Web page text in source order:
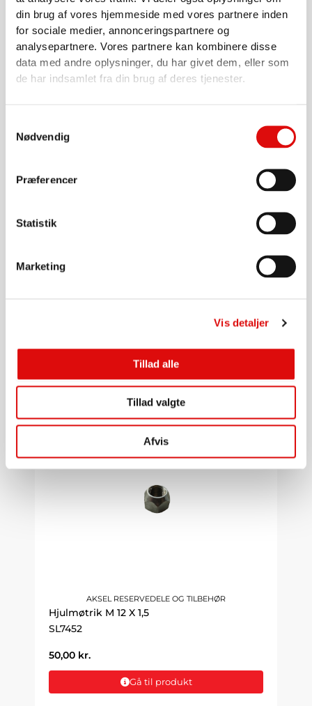
din brug af vores hjemmeside med vores partnere inden
for sociale medier, annonceringspartnere og
analysepartnere. Vores partnere kan kombinere disse
data med andre oplysninger, du har givet dem, eller som
de har indsamlet fra din brug af deres tjenester.
Nødvendig
Præferencer
Statistik
Marketing
Vis detaljer
Tillad alle
Tillad valgte
Afvis
Hjul komplet 10.0/80x12/10
SL8638
1.825,00kr.
Nav med akselende Q 55x220 MM 6 / M 18 - 160 - 205 BELASTNING:2000 KG V / 25 KM / T
AKSEL RESERVEDELE OG TILBEHØR
Hjulmøtrik M 12 X 1,5
SL7452
50,00 kr.
Gå til produkt